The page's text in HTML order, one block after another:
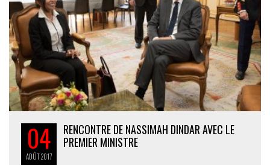
04
AOÛT2017
RENCONTRE DE NASSIMAH DINDAR AVEC LE
PREMIER MINISTRE